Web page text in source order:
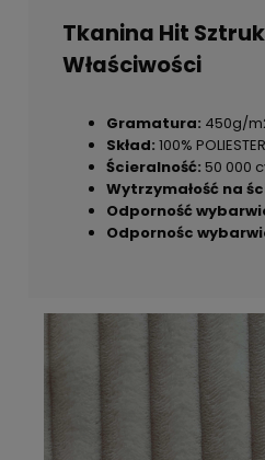
Tkanina Hit
Właściwości
Gramatura: 450g/
Skład: 100% POLIESTER
Ścieralność: 50 000
Wytrzymałość na
Odporność
Odpornośc